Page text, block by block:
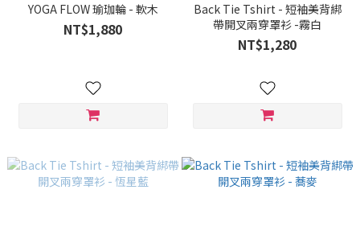
YOGA FLOW 瑜珈輪 - 軟木
NT$1,880
Back Tie Tshirt - 短袖美背綁
帶開叉兩穿罩衫 -霧白
NT$1,280